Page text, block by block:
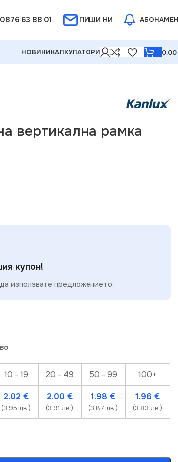
0876 63 88 01 ПИШИ НИ
НОВИНИКАЛКУЛАТОРИ 0.00
вертикална рамка
купон!
използвате предложението.
10 - 19 20 - 49 50 - 99 100+
2.02€
(3.95 лв.)
2.00 €
(3.91 лв.)
1.98€
(3.87 лв.)
1.96 €
(3.83 лв.)